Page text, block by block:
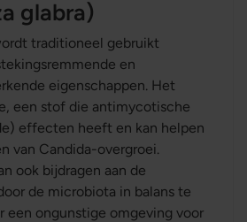
glabra)
traditioneel gebruikt
en
eigenschappen. Het
een stof die antimycotische
effecten heeft en kan helpen
van Candida-overgroei.
ook bijdragen aan de
de microbiota in balans te
een ongunstige omgeving voor